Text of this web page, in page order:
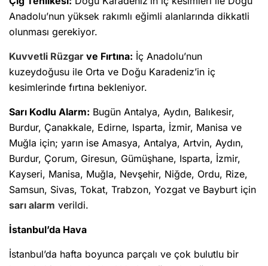
Anadolu’nun yüksek rakımlı eğimli alanlarında dikkatli
olunması gerekiyor.
Kuvvetli Rüzgar ve Fırtına: İç Anadolu’nun
kuzeydoğusu ile Orta ve Doğu Karadeniz’in iç
kesimlerinde fırtına bekleniyor.
Sarı Kodlu Alarm: Bugün Antalya, Aydın, Balıkesir,
Burdur, Çanakkale, Edirne, Isparta, İzmir, Manisa ve
Muğla için; yarın ise Amasya, Antalya, Artvin, Aydın,
Burdur, Çorum, Giresun, Gümüşhane, Isparta, İzmir,
Kayseri, Manisa, Muğla, Nevşehir, Niğde, Ordu, Rize,
Samsun, Sivas, Tokat, Trabzon, Yozgat ve Bayburt için
sarı alarm verildi.
İstanbul’da Hava
İstanbul’da hafta boyunca parçalı ve çok bulutlu bir